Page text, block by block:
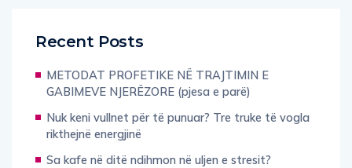
Recent Posts
METODAT PROFETIKE NË TRAJTIMIN E
GABIMEVE NJERËZORE (pjesa e parë)
Nuk keni vullnet për të punuar? Tre truke të vogla
rikthejnë energjinë
Sa kafe në ditë ndihmon në uljen e stresit?